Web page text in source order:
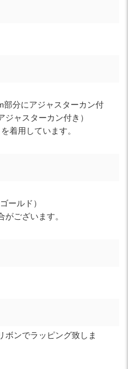
部分にアジャスターカン付
ャスターカン付き）
着用しています。
ールド）
ございます。
ボンでラッピング致しま